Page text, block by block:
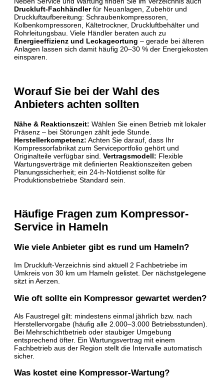
Druckluft-Fachhändlerfür Neuanlagen, Zubehör und
Druckluftaufbereitung: Schraubenkompressoren,
Kolbenkompressoren, Kältetrockner, Druckluftbehälter und
Rohrleitungsbau. Viele Händler beraten auch zu
Energieeffizienz und Leckageortung – gerade bei älteren
Anlagen lassen sich damit häufig 20–30 % der Energiekosten
einsparen.
Worauf Sie bei der Wahl des
Anbieters achten sollten
Nähe & Reaktionszeit: Wählen Sie einen Betrieb mit lokaler
Präsenz – bei Störungen zählt jede Stunde.
Herstellerkompetenz: Achten Sie darauf, dass Ihr
Kompressorfabrikat zum Serviceportfolio gehört und
Originalteile verfügbar sind. Vertragsmodell: Flexible
Wartungsverträge mit definierten Reaktionszeiten geben
Planungssicherheit; ein 24-h-Notdienst sollte für
Produktionsbetriebe Standard sein.
Häufige Fragen zum Kompressor-
Service in Hameln
Wie viele Anbieter gibt es rund um Hameln?
Im Druckluft-Verzeichnis sind aktuell 2 Fachbetriebe im
Umkreis von 30 km um Hameln gelistet. Der nächstgelegene
sitzt in Aerzen.
Wie oft sollte ein Kompressor gewartet werden?
Als Faustregel gilt: mindestens einmal jährlich bzw. nach
Herstellervorgabe (häufig alle 2.000–3.000 Betriebsstunden).
Bei Mehrschichtbetrieb oder staubiger Umgebung
entsprechend öfter. Ein Wartungsvertrag mit einem
Fachbetrieb aus der Region stellt die Intervalle automatisch
sicher.
Was kostet eine Kompressor-Wartung?